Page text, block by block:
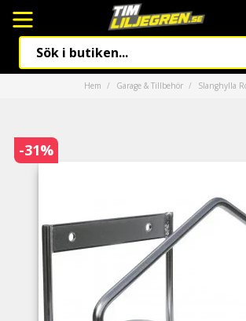
Hem Garage & Tillbehör Slanghylla
-31%